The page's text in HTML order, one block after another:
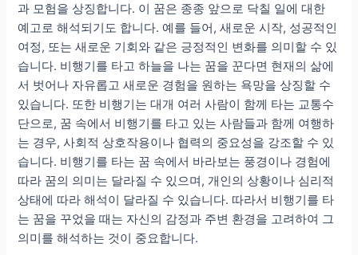
과 모험을 상징합니다. 이 꿈은 종종 앞으로 닥칠 일에 대한
예고로 해석되기도 합니다. 예를 들어, 새로운 시작, 성공적인
여정, 또는 새로운 기회와 같은 긍정적인 변화를 의미할 수 있
습니다. 비행기를 타고 하늘을 나는 꿈을 꾼다면 현재의 삶에
서 벗어나 자유롭고 새로운 경험을 원하는 욕망을 상징할 수
있습니다. 또한 비행기는 대개 여러 사람이 함께 타는 교통수
단으로, 꿈 속에서 비행기를 타고 있는 사람들과 함께 여행하
는 경우, 사회적 상호작용이나 협력의 중요성을 강조할 수 있
습니다. 비행기를 타는 꿈 속에서 바라보는 풍경이나 경험에
따라 꿈의 의미는 달라질 수 있으며, 개인의 상황이나 심리적
상태에 따라 해석이 달라질 수 있습니다. 따라서 비행기를 타
는 꿈을 꾸었을 때는 자신의 감정과 주변 환경을 고려하여 그
의미를 해석하는 것이 중요합니다.